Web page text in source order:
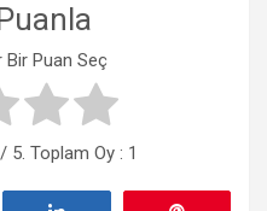
Bir Puan Seç
/ 5. Toplam Oy : 1